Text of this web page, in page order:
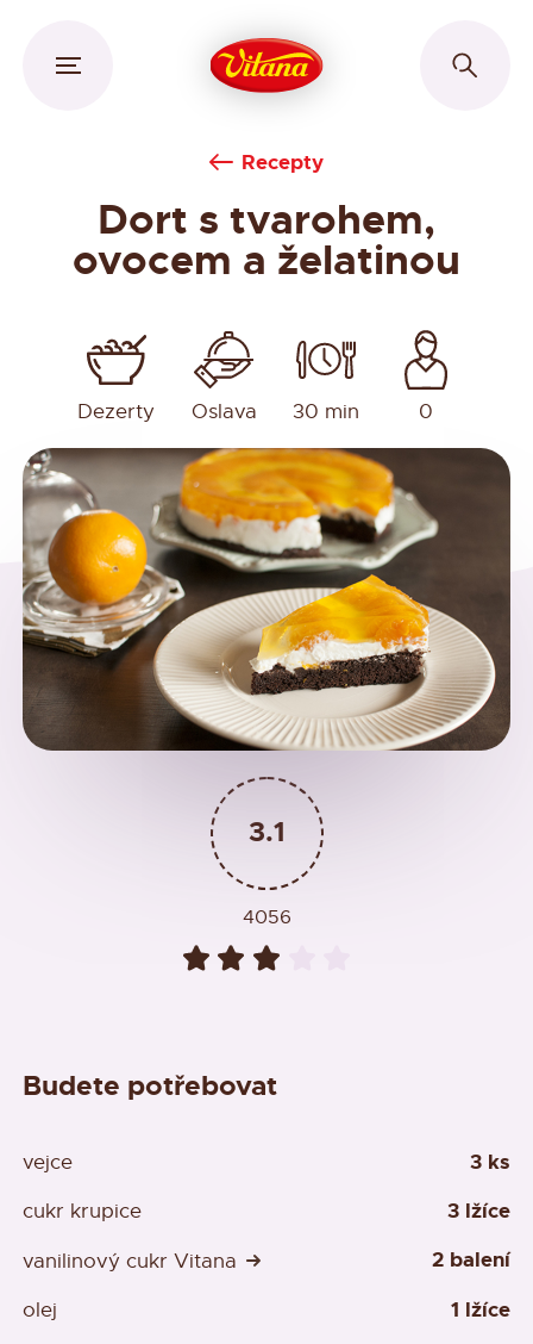
Recepty
Dort s tvarohem,
ovocem a želatinou
Dezerty Oslava 30 min 0
3.1
4056
Budete potřebovat
vejce 3 ks
cukr krupice 3 lžíce
vanilinový cukr Vitana 2 balení
olej 1 lžíce